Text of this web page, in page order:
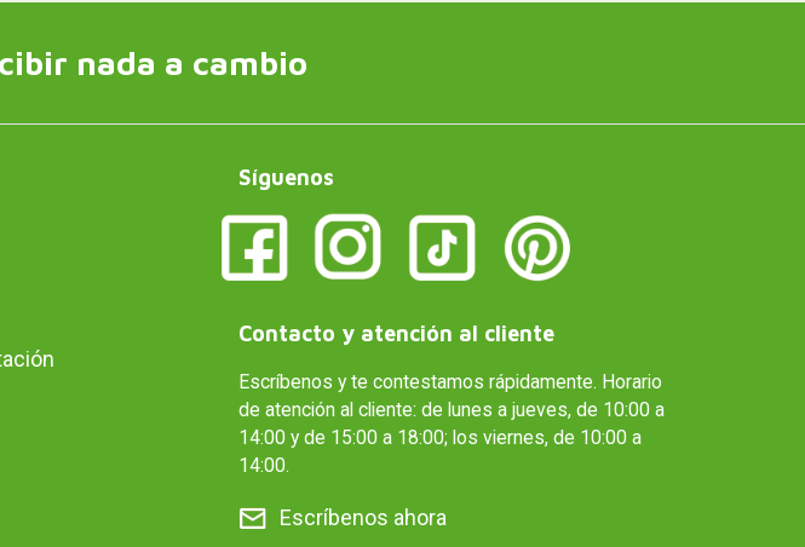
nada a cambio
Síguenos
Contacto y atención al cliente
Escríbenos y te contestamos rápidamente. Horario
de atención al cliente: de lunes a jueves, de 10:00 a
14:00 y de 15:00 a 18:00; los viernes, de 10:00 a
14:00.
Escríbenos ahora